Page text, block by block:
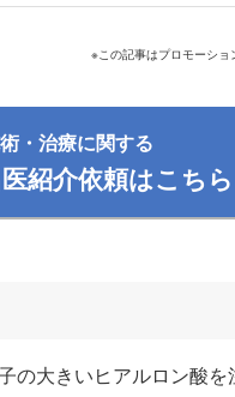
※この記事はプロモーショ
・治療に関する
紹介依頼はこちら
の大きいヒアルロン酸を